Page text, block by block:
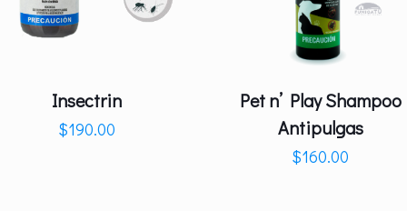
Insectrin
$190.00
Pet n’ Play Shampoo
Antipulgas
$160.00